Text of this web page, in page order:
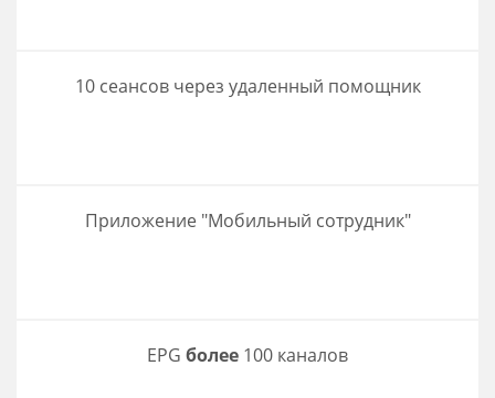
10 сеансов через удаленный помощник
Приложение "Мобильный сотрудник"
EPG более 100 каналов